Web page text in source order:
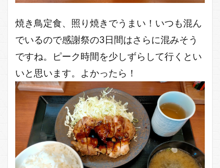
焼き鳥定食、照り焼きでうまい！いつも混ん
でいるので感謝祭の3日間はさらに混みそう
ですね。ピーク時間を少しずらして行くとい
いと思います。よかったら！